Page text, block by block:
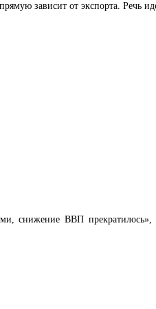
зависит от экспорта. Речь
снижение ВВП